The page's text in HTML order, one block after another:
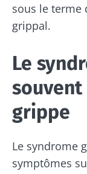
sous le terme
grippal.
Le
souvent
grippe
Le syndrome
symptômes